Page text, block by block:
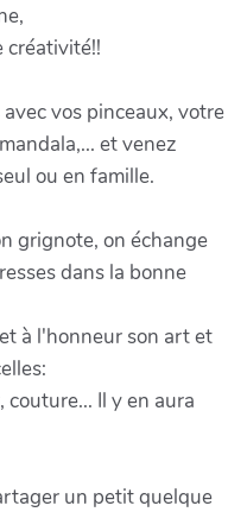
créativité!!
vos pinceaux, votre
et venez
ou en famille.
grignote, on échange
dans la bonne
à l'honneur son art et
Il y en aura
un petit quelque